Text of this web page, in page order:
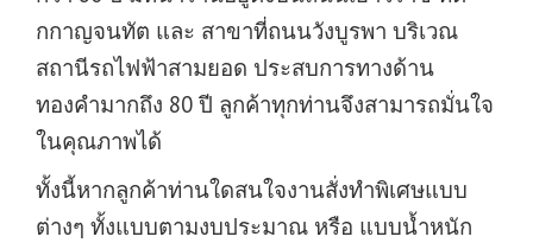
กกาญจนทัต และ สาขาที่ถนนวังบูรพา บริเวณ
สถานีรถไฟฟ้าสามยอด ประสบการทางด้าน
ทองคำมากถึง 80 ปี ลูกค้าทุกท่านจึงสามารถมั่นใจ
ในคุณภาพได้
ทั้งนี้หากลูกค้าท่านใดสนใจงานสั่งทำพิเศษแบบ
ต่างๆ ทั้งแบบตามงบประมาณ หรือ แบบน้ำหนัก